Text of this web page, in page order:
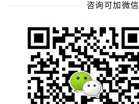
咨询可加微信